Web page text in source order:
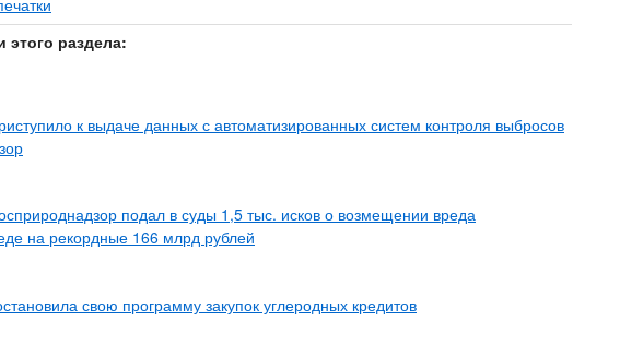
этого раздела:
к выдаче данных с автоматизированных систем контроля выбросов
подал в суды 1,5 тыс. исков о возмещении вреда
на рекордные 166 млрд рублей
свою программу закупок углеродных кредитов